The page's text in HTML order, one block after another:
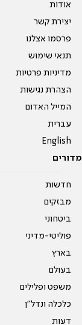
אודות
יצירת קשר
פרסמו אצלנו
תנאי שימוש
מדיניות פרטיות
הצהרת נגישות
המייל האדום
עברית
English
מדורים
חדשות
מבזקים
ביטחוני
פוליטי-מדיני
בארץ
בעולם
משפט ופלילים
כלכלה ונדל"ן
דעות